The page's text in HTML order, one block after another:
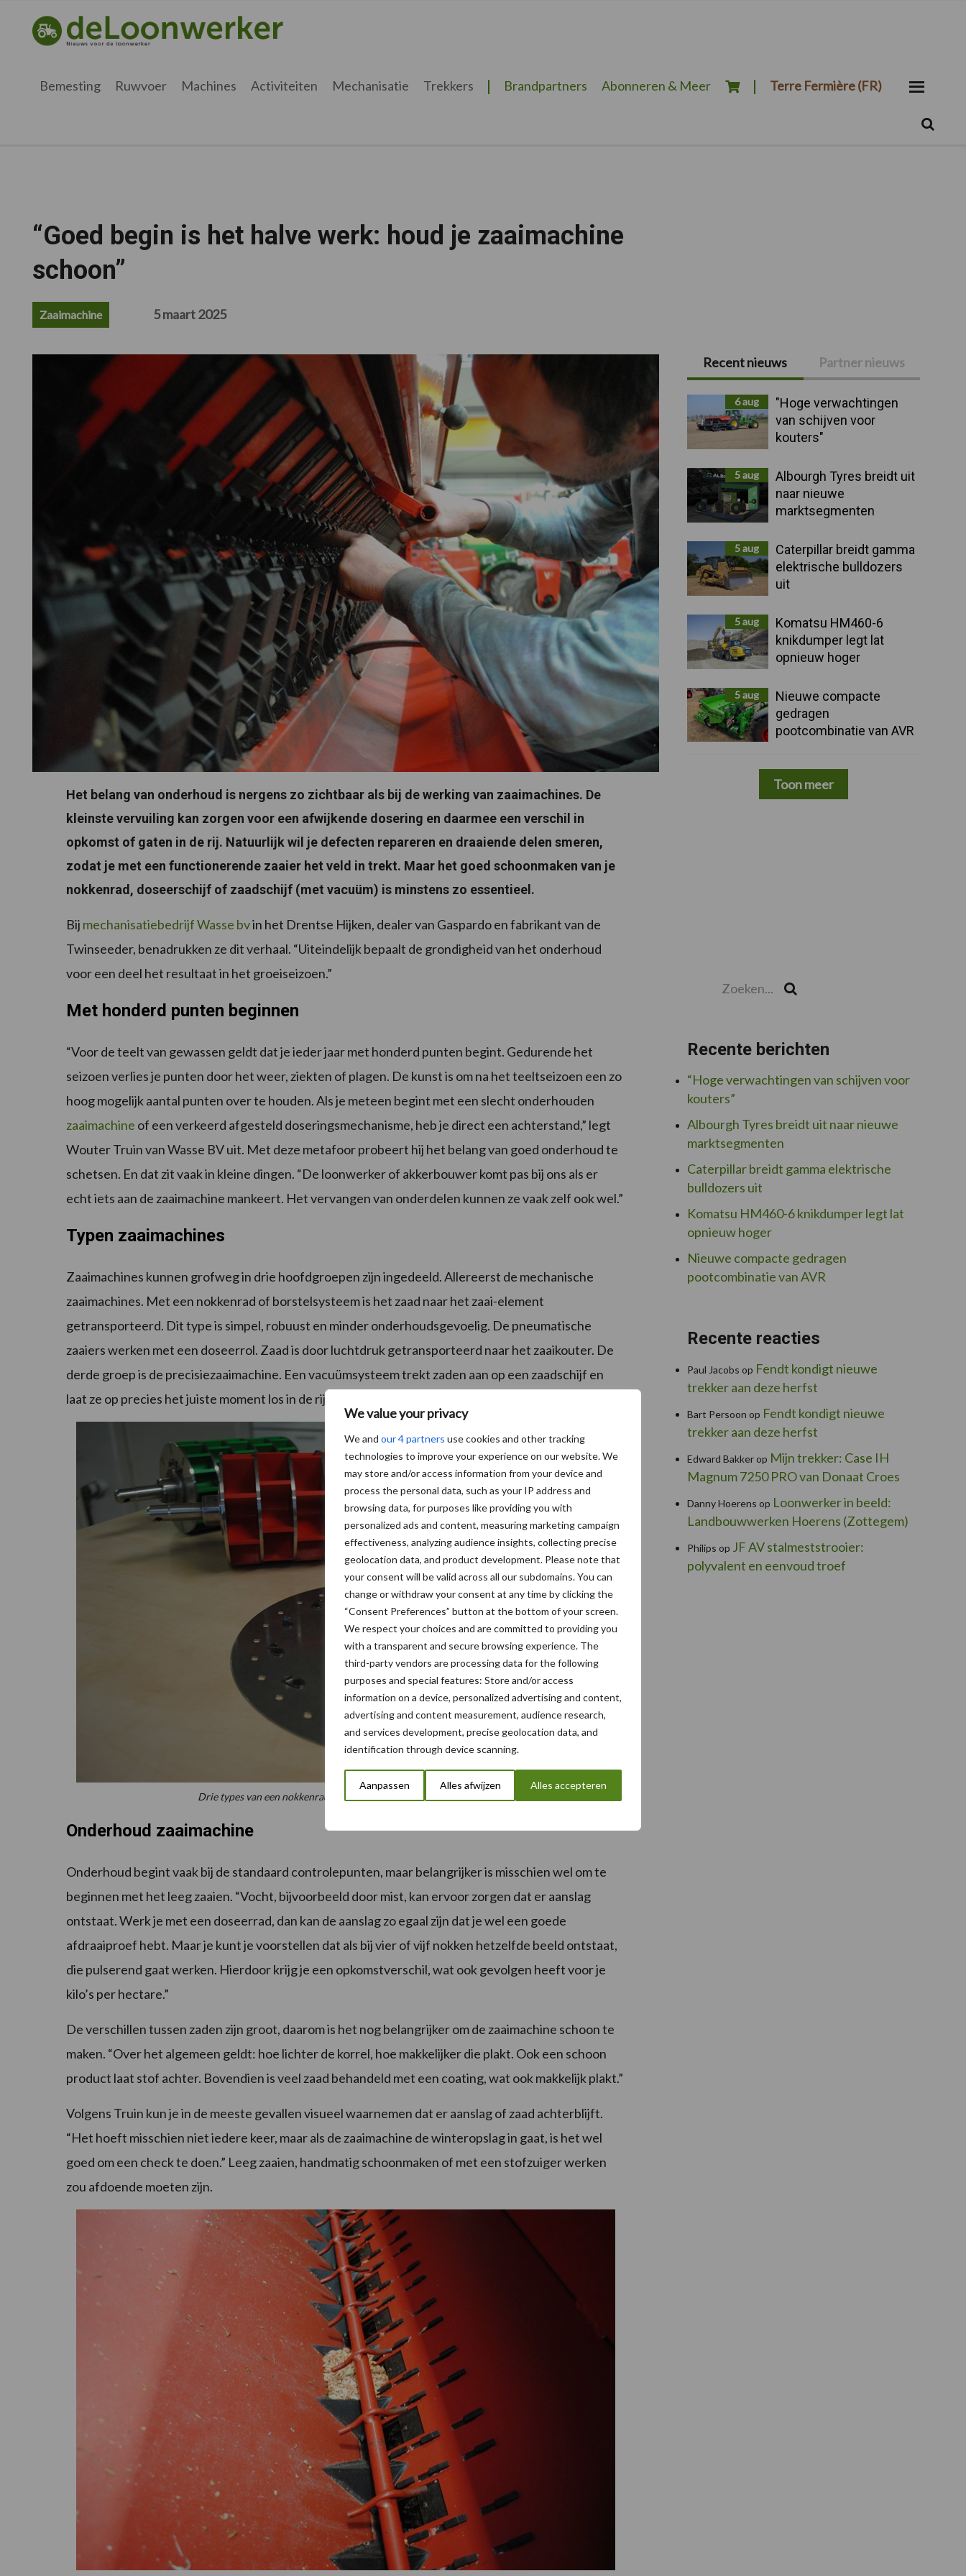
We value your privacy
We and our 4 partners use cookies and other tracking
technologies to improve your experience on our website. We
may store and/or access information from your device and
process the personal data, such as your IP address and
browsing data, for purposes like providing you with
personalized ads and content, measuring marketing campaign
effectiveness, analyzing audience insights, collecting precise
geolocation data, and product development. Please note that
your consent will be valid across all our subdomains. You can
change or withdraw your consent at any time by clicking the
“Consent Preferences” button at the bottom of your screen.
We respect your choices and are committed to providing you
with a transparent and secure browsing experience. The
third-party vendors are processing data for the following
purposes and special features: Store and/or access
information on a device, personalized advertising and content,
advertising and content measurement, audience research,
and services development, precise geolocation data, and
identification through device scanning.
Aanpassen Alles afwijzen Alles accepteren
hoofdnavigatie
hoofd
eerste
voettekst
deloonwerker.be
Bemesting Ruwvoer Machines Activiteiten Mechanisatie Trekkers Brandpartners Abonneren & Meer Terre Fermière (FR)
“Goed begin is het halve werk: houd je zaaimachine
schoon”
Zaaimachine 5 maart 2025
Het belang van onderhoud is nergens zo zichtbaar als bij de werking van zaaimachines. De
kleinste vervuiling kan zorgen voor een afwijkende dosering en daarmee een verschil in
opkomst of gaten in de rij. Natuurlijk wil je defecten repareren en draaiende delen smeren,
zodat je met een functionerende zaaier het veld in trekt. Maar het goed schoonmaken van je
nokkenrad, doseerschijf of zaadschijf (met vacuüm) is minstens zo essentieel.
Bij mechanisatiebedrijf Wasse bvin het Drentse Hijken, dealer van Gaspardo en fabrikant van de
Twinseeder, benadrukken ze dit verhaal. “Uiteindelijk bepaalt de grondigheid van het onderhoud
voor een deel het resultaat in het groeiseizoen.”
Met honderd punten beginnen
“Voor de teelt van gewassen geldt dat je ieder jaar met honderd punten begint. Gedurende het
seizoen verlies je punten door het weer, ziekten of plagen. De kunst is om na het teeltseizoen een zo
hoog mogelijk aantal punten over te houden. Als je meteen begint met een slecht onderhouden
zaaimachine of een verkeerd afgesteld doseringsmechanisme, heb je direct een achterstand,” legt
Wouter Truin van Wasse BV uit. Met deze metafoor probeert hij het belang van goed onderhoud te
schetsen. En dat zit vaak in kleine dingen. “De loonwerker of akkerbouwer komt pas bij ons als er
echt iets aan de zaaimachine mankeert. Het vervangen van onderdelen kunnen ze vaak zelf ook wel.”
Typen zaaimachines
Zaaimachines kunnen grofweg in drie hoofdgroepen zijn ingedeeld. Allereerst de mechanische
zaaimachines. Met een nokkenrad of borstelsysteem is het zaad naar het zaai-element
getransporteerd. Dit type is simpel, robuust en minder onderhoudsgevoelig. De pneumatische
zaaiers werken met een doseerrol. Zaad is door luchtdruk getransporteerd naar het zaaikouter. De
derde groep is de precisiezaaimachine. Een vacuümsysteem trekt zaden aan op een zaadschijf en
laat ze op precies het juiste moment los in de rij of op individuele plekken.
Drie types van een nokkenrad, een doseerrol en voor een zaaischijf.
Onderhoud zaaimachine
Onderhoud begint vaak bij de standaard controlepunten, maar belangrijker is misschien wel om te
beginnen met het leeg zaaien. “Vocht, bijvoorbeeld door mist, kan ervoor zorgen dat er aanslag
ontstaat. Werk je met een doseerrad, dan kan de aanslag zo egaal zijn dat je wel een goede
afdraaiproef hebt. Maar je kunt je voorstellen dat als bij vier of vijf nokken hetzelfde beeld ontstaat,
die pulserend gaat werken. Hierdoor krijg je een opkomstverschil, wat ook gevolgen heeft voor je
kilo’s per hectare.”
De verschillen tussen zaden zijn groot, daarom is het nog belangrijker om de zaaimachine schoon te
maken. “Over het algemeen geldt: hoe lichter de korrel, hoe makkelijker die plakt. Ook een schoon
product laat stof achter. Bovendien is veel zaad behandeld met een coating, wat ook makkelijk plakt.”
Volgens Truin kun je in de meeste gevallen visueel waarnemen dat er aanslag of zaad achterblijft.
“Het hoeft misschien niet iedere keer, maar als de zaaimachine de winteropslag in gaat, is het wel
goed om een check te doen.” Leeg zaaien, handmatig schoonmaken of met een stofzuiger werken
zou afdoende moeten zijn.
Primaire
Sidebar
Recent nieuws Partner nieuws
6 aug
"Hoge verwachtingen
van schijven voor
kouters"
5 aug
Albourgh Tyres breidt uit
naar nieuwe
marktsegmenten
5 aug
Caterpillar breidt gamma
elektrische bulldozers
uit
5 aug
Komatsu HM460-6
knikdumper legt lat
opnieuw hoger
5 aug
Nieuwe compacte
gedragen
pootcombinatie van AVR
Toon meer
Recente berichten
“Hoge verwachtingen van schijven voor
kouters”
Albourgh Tyres breidt uit naar nieuwe
marktsegmenten
Caterpillar breidt gamma elektrische
bulldozers uit
Komatsu HM460-6 knikdumper legt lat
opnieuw hoger
Nieuwe compacte gedragen
pootcombinatie van AVR
Recente reacties
Paul Jacobs op Fendt kondigt nieuwe
trekker aan deze herfst
Bart Persoon op Fendt kondigt nieuwe
trekker aan deze herfst
Edward Bakkerop Mijn trekker: Case IH
Magnum 7250 PRO van Donaat Croes
Danny Hoerens op Loonwerker in beeld:
Landbouwwerken Hoerens (Zottegem)
Philips op JF AV stalmeststrooier:
polyvalent en eenvoud troef